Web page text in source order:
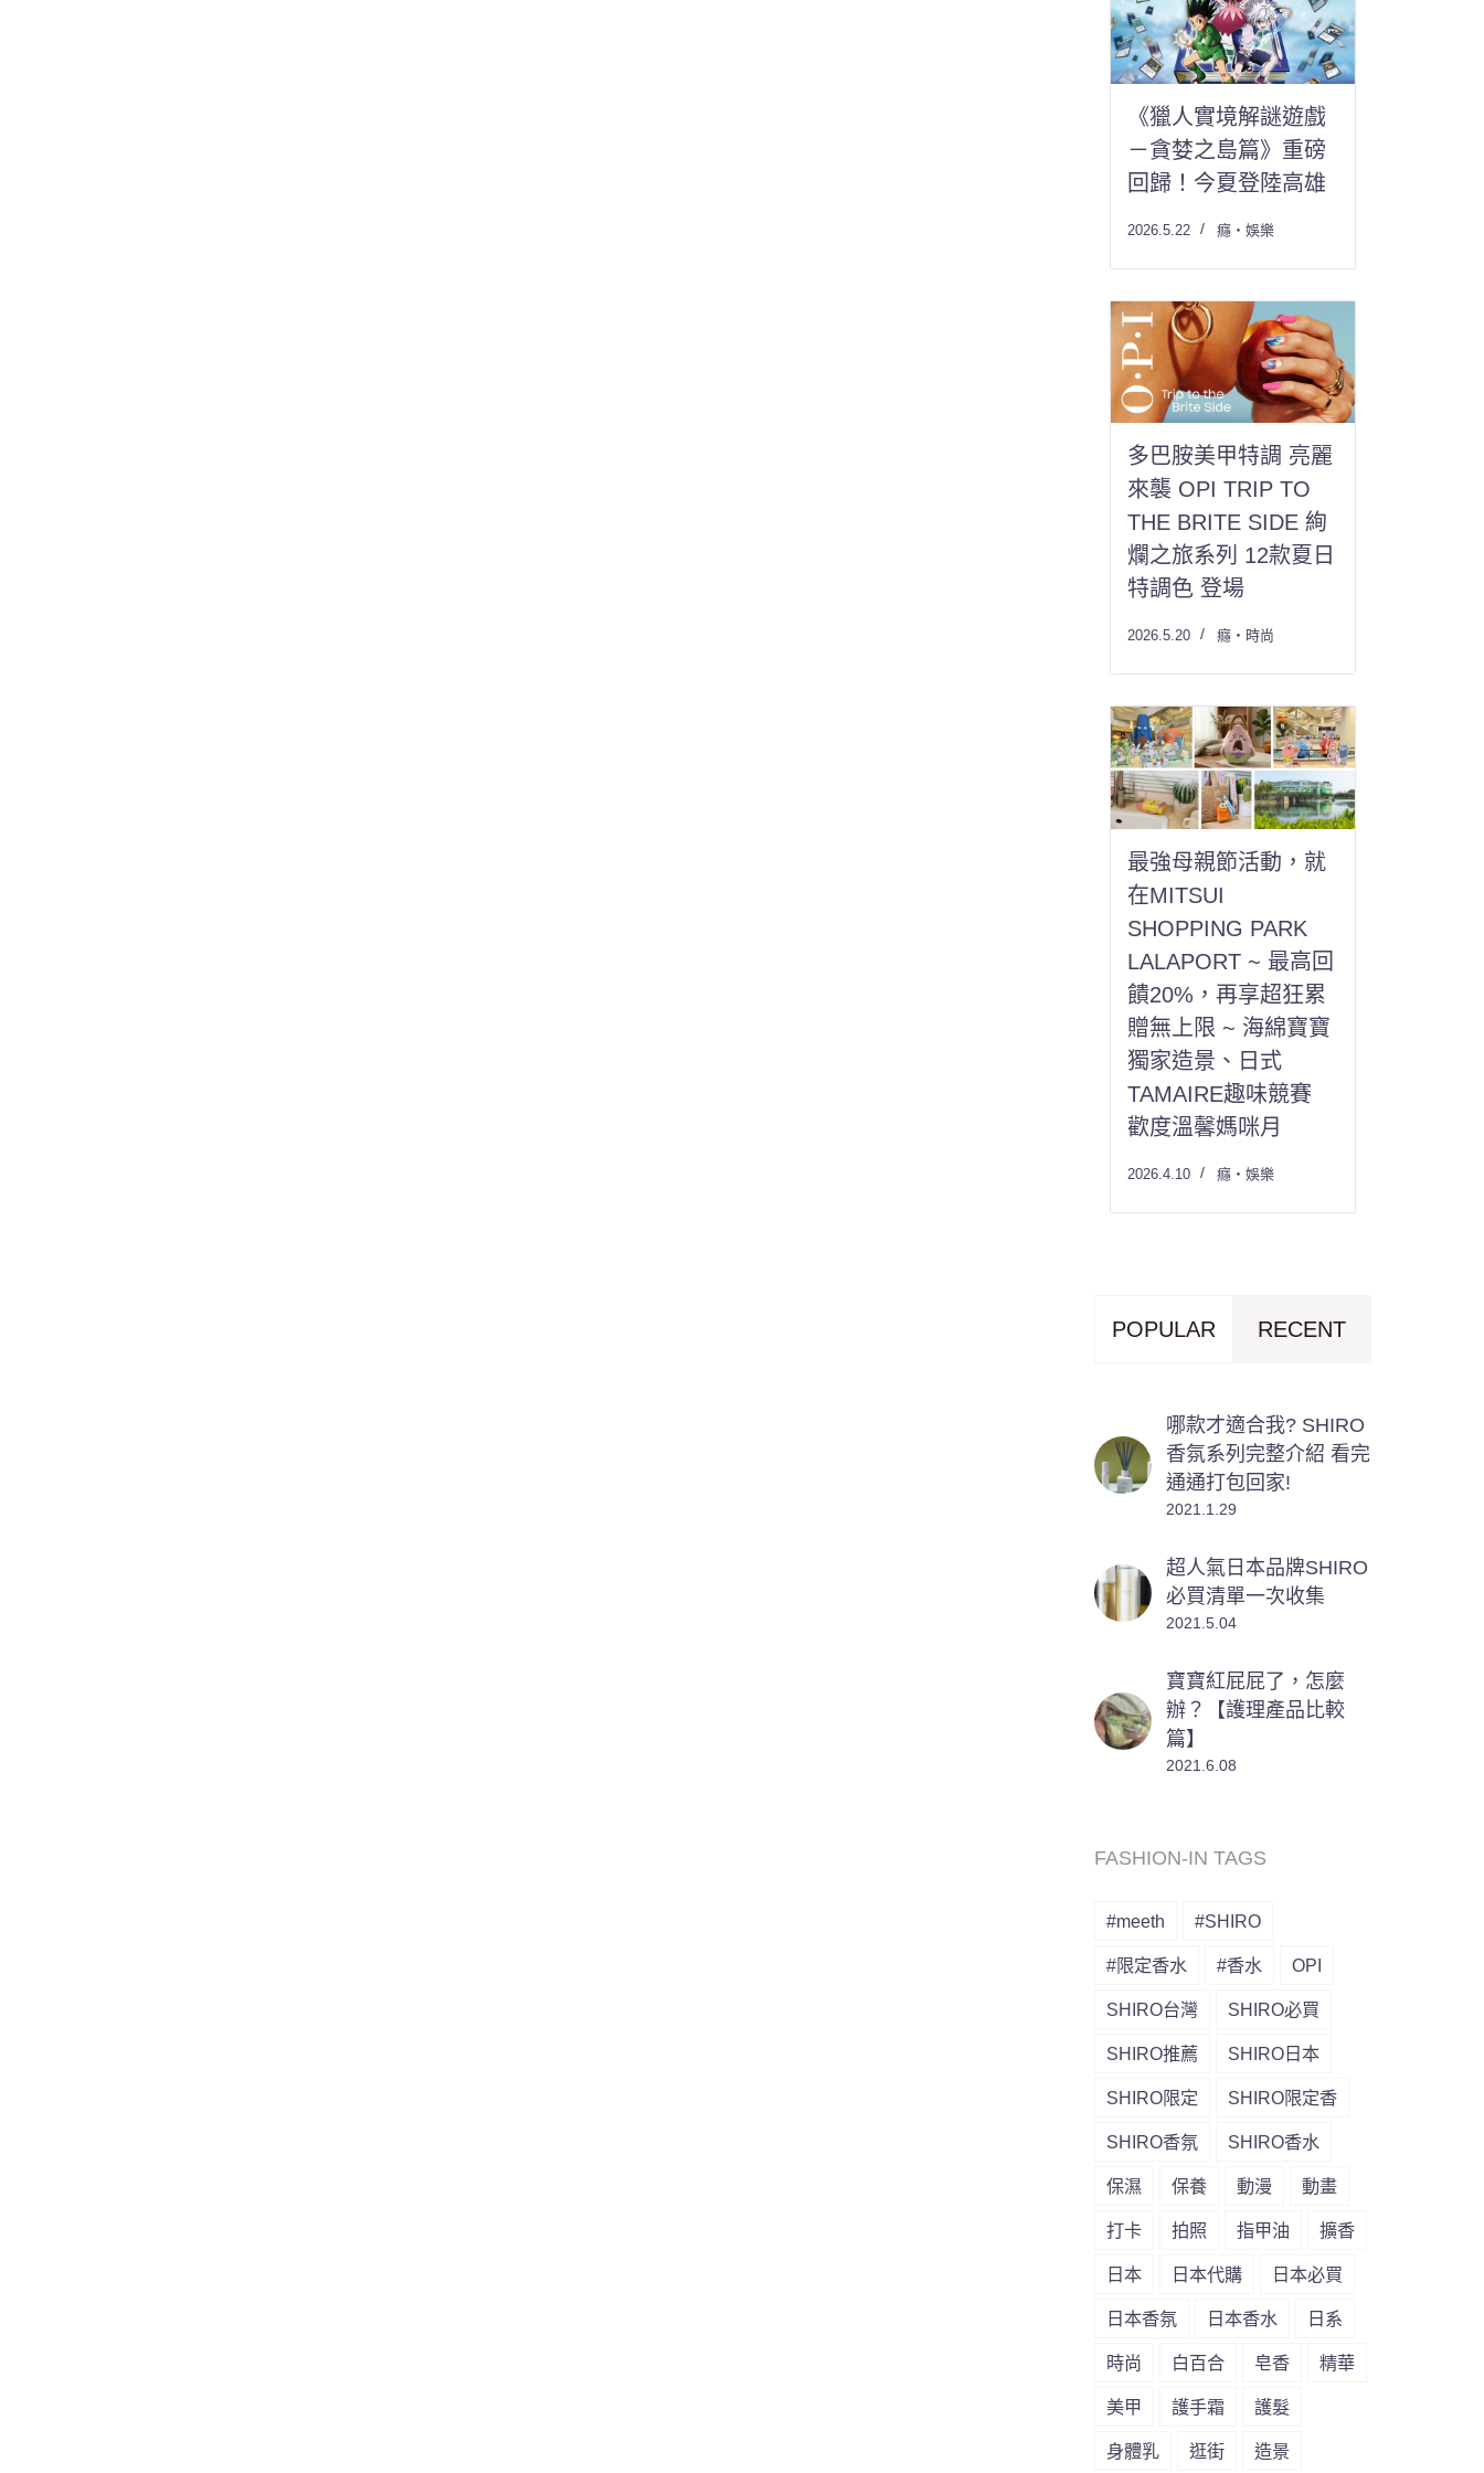
《獵人實境解謎遊戲
－貪婪之島篇》重磅
回歸！今夏登陸高雄
2026.5.22 癮・娛樂
多巴胺美甲特調 亮麗
來襲 OPI TRIP TO
THE BRITE SIDE 絢
爛之旅系列 12款夏日
特調色 登場
2026.5.20 癮・時尚
最強母親節活動，就
在MITSUI
SHOPPING PARK
LALAPORT ~ 最高回
饋20%，再享超狂累
贈無上限 ~ 海綿寶寶
獨家造景、日式
TAMAIRE趣味競賽
歡度溫馨媽咪月
2026.4.10 癮・娛樂
POPULAR RECENT
哪款才適合我? SHIRO
香氛系列完整介紹 看完
通通打包回家!
2021.1.29
超人氣日本品牌SHIRO
必買清單一次收集
2021.5.04
寶寶紅屁屁了，怎麼
辦？【護理產品比較
篇】
2021.6.08
FASHION-IN TAGS
#meeth #SHIRO
#限定香水 #香水 OPI
SHIRO台灣 SHIRO必買
SHIRO推薦 SHIRO日本
SHIRO限定 SHIRO限定香
SHIRO香氛 SHIRO香水
保濕 保養 動漫 動畫
打卡 拍照 指甲油 擴香
日本 日本代購 日本必買
日本香氛 日本香水 日系
時尚 白百合 皂香 精華
美甲 護手霜 護髮
身體乳 逛街 造景